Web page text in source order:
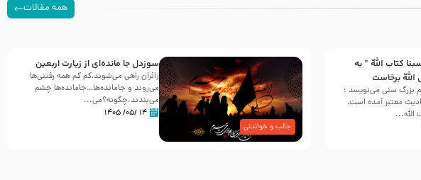
همه مقالات
كتاب اللّه ” به
برخاست
بزرگ سنی می‌نویسد :
معتبر آمده است،
اللّه...
جالب و خواندنی
سوزدل جا مانده‌ای از زیارت اربعین
زائران راهی می‌شوند،کم‌ کم همه رفتنی‌ها
می‌روند و جامانده‌ها…جامانده‌ها چشم
می‌بندند.چگونه؟می‌...
۱۴ /۰۵/ ۱۴۰۵